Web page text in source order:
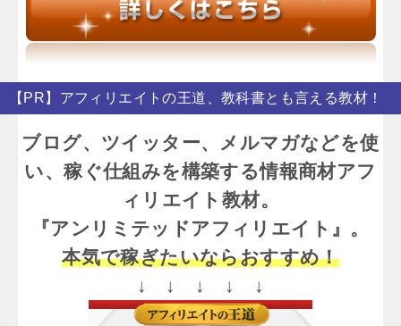
【PR】アフィリエイトの王道、教科書とも言える教材！
ブログ、ツイッター、メルマガなどを使
い、稼ぐ仕組みを構築する情報商材アフ
ィリエイト教材。
『アンリミテッドアフィリエイト』。
本気で稼ぎたいならおすすめ！
↓ ↓ ↓ ↓ ↓